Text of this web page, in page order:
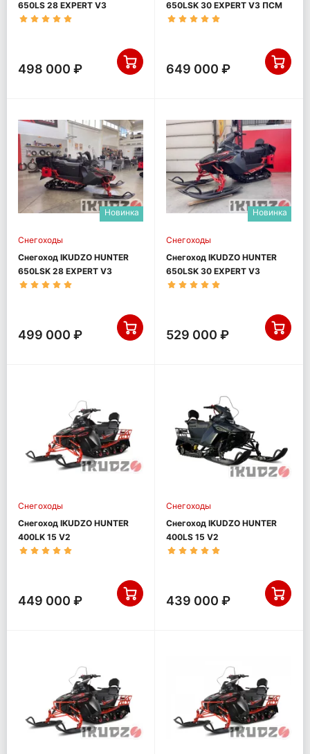
650LS 28 EXPERT V3
498 000 ₽
650LSK 30 EXPERT V3 ПСМ
649 000 ₽
Новинка
Снегоходы
Снегоход IKUDZO HUNTER
650LSK 28 EXPERT V3
499 000 ₽
Новинка
Снегоходы
Снегоход IKUDZO HUNTER
650LSK 30 EXPERT V3
529 000 ₽
Снегоходы
Снегоход IKUDZO HUNTER
400LK 15 V2
449 000 ₽
Снегоходы
Снегоход IKUDZO HUNTER
400LS 15 V2
439 000 ₽